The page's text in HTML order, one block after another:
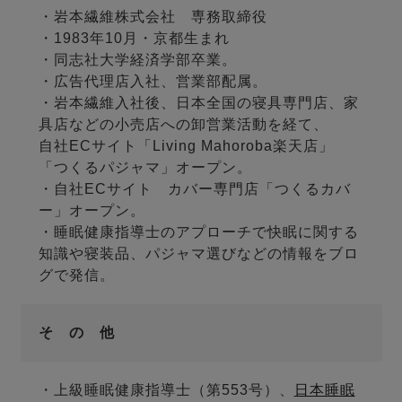
・岩本繊維株式会社 専務取締役
・1983年10月・京都生まれ
・同志社大学経済学部卒業。
・広告代理店入社、営業部配属。
・岩本繊維入社後、日本全国の寝具専門店、家
具店などの小売店への卸営業活動を経て、
自社ECサイト「Living Mahoroba楽天店」
「つくるパジャマ」オープン。
・自社ECサイト カバー専門店「つくるカバ
ー」オープン。
・睡眠健康指導士のアプローチで快眠に関する
知識や寝装品、パジャマ選びなどの情報をブロ
グで発信。
そ の 他
・上級睡眠健康指導士（第553号）、
日本睡眠